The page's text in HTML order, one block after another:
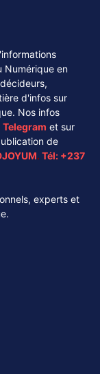
Numérique en
d'infos sur
Nos infos
Telegram et sur
de
. Tél: +237
experts et